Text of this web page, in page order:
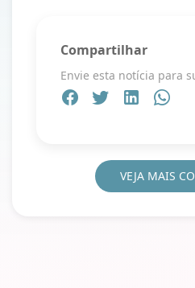
Compartilhar
Envie esta notícia para
VEJA MAIS